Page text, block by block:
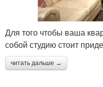
Для того чтобы ваша
собой студию стоит
читать дальше →